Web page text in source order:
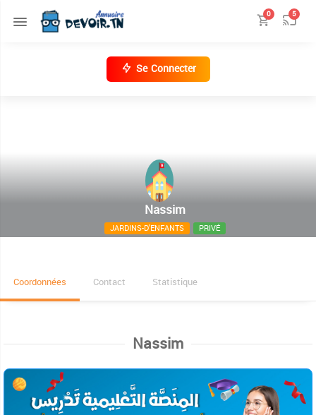
0 5
Se Connecter
Nassim
JARDINS-D'ENFANTS PRIVÉ
38, rue de France
Coordonnées Contact Statistique
Nassim